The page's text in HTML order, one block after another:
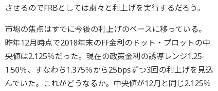
させるのでFRBとしては粛々と利上げを実行するだろう。
市場の焦点はすでに今後の利上げのペースに移っている。
昨年12月時点で2018年末のFF金利のドット・プロットの中
央値は2.125％だった。現在の政策金利の誘導レンジ1.25-
1.50％、すなわち1.375％から25bpsずつ3回の利上げを見込
んでいた。これがどうなるか。中央値が12月と同じ2.125％